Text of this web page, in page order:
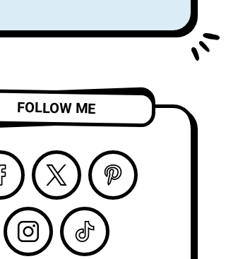
クトを務め、8月
からはSnail Mail
を務める注目
株！
LP『Alight and
「Complication
」のビデオを公
開！
FOLLOW ME